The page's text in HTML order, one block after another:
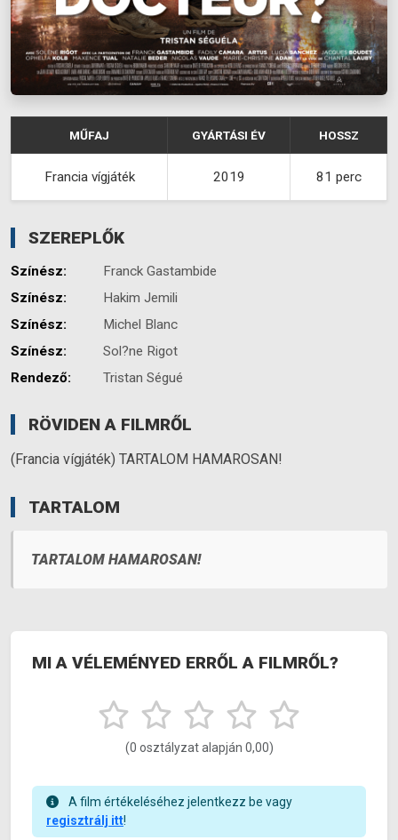
MŰFAJ GYÁRTÁSI ÉV HOSSZ
Francia vígjáték 2019 81 perc
SZEREPLŐK
Színész:
Franck Gastambide
Színész:
Hakim Jemili
Színész:
Michel Blanc
Színész:
Sol?ne Rigot
Rendező:
Tristan Ségué
RÖVIDEN A FILMRŐL
(Francia vígjáték) TARTALOM HAMAROSAN!
TARTALOM
TARTALOM HAMAROSAN!
MI A VÉLEMÉNYED ERRŐL A FILMRŐL?
(0 osztályzat alapján 0,00)
A film értékeléséhez jelentkezz be vagy
regisztrálj itt!